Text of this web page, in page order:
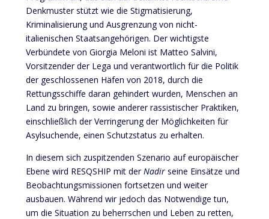
Denkmuster stützt wie die Stigmatisierung,
Kriminalisierung und Ausgrenzung von nicht-
italienischen Staatsangehörigen. Der wichtigste
Verbündete von Giorgia Meloni ist Matteo Salvini,
Vorsitzender der Lega und verantwortlich für die Politik
der geschlossenen Häfen von 2018, durch die
Rettungsschiffe daran gehindert wurden, Menschen an
Land zu bringen, sowie anderer rassistischer Praktiken,
einschließlich der Verringerung der Möglichkeiten für
Asylsuchende, einen Schutzstatus zu erhalten.
In diesem sich zuspitzenden Szenario auf europäischer
Ebene wird RESQSHIP mit derNadirseine Einsätze und
Beobachtungsmissionen fortsetzen und weiter
ausbauen. Während wir jedoch das Notwendige tun,
um die Situation zu beherrschen und Leben zu retten,